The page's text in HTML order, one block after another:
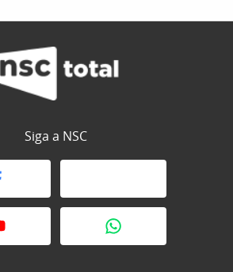
Siga a NSC